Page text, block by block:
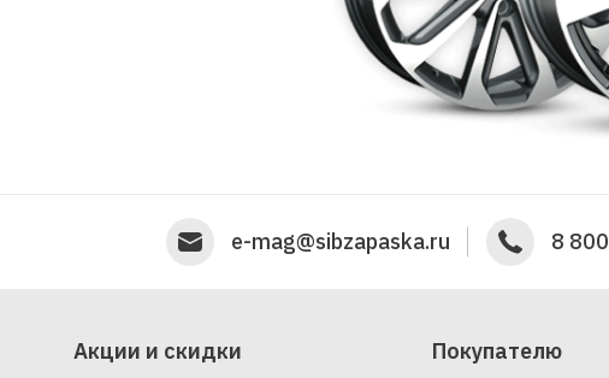
e-mag@sibzapaska.ru 8 800
Акции и скидки Покупателю